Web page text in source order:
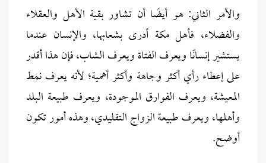
والأمر الثاني: هو أيضًا أن تشاور بقية الأهل والعقلاء
والفضلاء، فأهل مكة أدرى بشعابها، والإنسان عندما
يستشير إنسانًا ويعرف الفتاة ويعرف الشاب، فإن هذا أقدر
على إعطاء رأي أكثر وجاهة وأكثر أهمية؛ لأنه يعرف نمط
المعيشة، ويعرف الفوارق الموجودة، ويعرف طبيعة البلد
وأهلها، ويعرف طبيعة الزواج التقليدي، وهذه أمور تكون
أوضح.